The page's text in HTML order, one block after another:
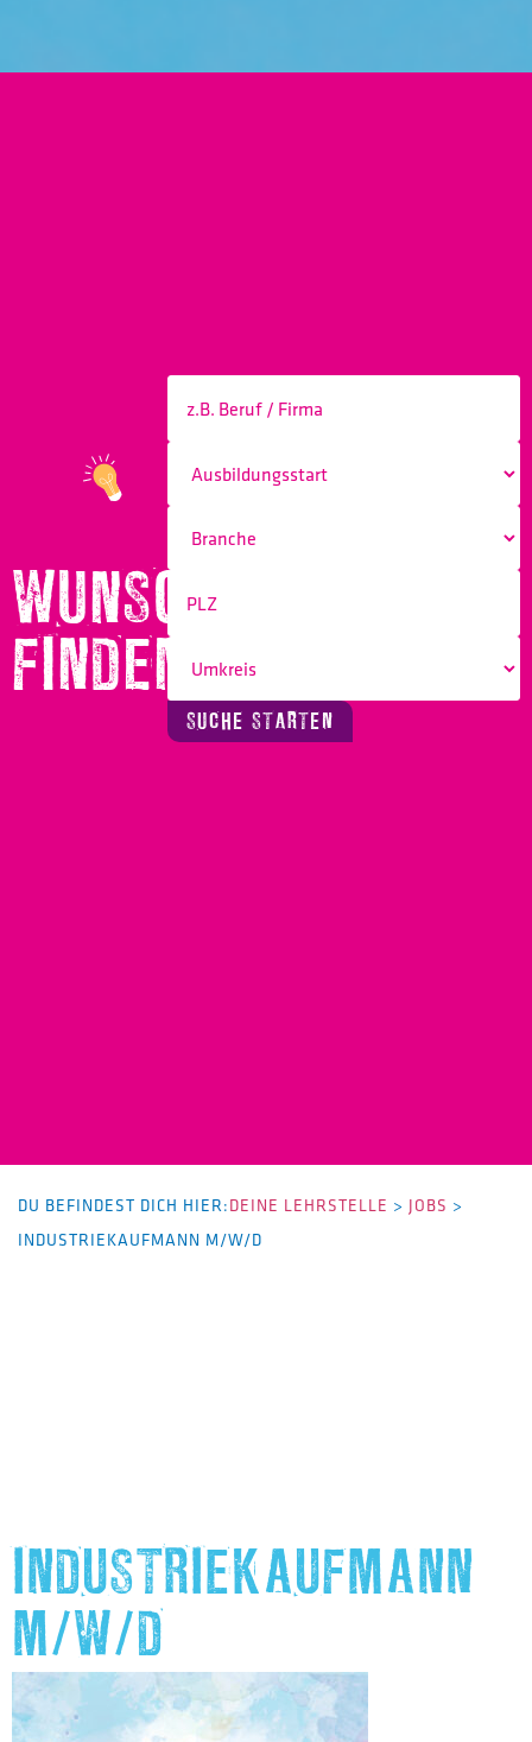
WUNSCHBERUF
FINDEN!
SUCHE STARTEN
DU BEFINDEST DICH HIER:DEINE LEHRSTELLE > JOBS >
INDUSTRIEKAUFMANN M/W/D
INDUSTRIEKAUFMANN
M/W/D